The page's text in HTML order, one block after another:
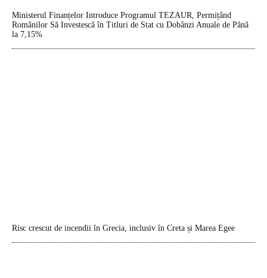
Ministerul Finanțelor Introduce Programul TEZAUR, Permițând
Românilor Să Investescă în Titluri de Stat cu Dobânzi Anuale de Până
la 7,15%
Risc crescut de incendii în Grecia, inclusiv în Creta și Marea Egee